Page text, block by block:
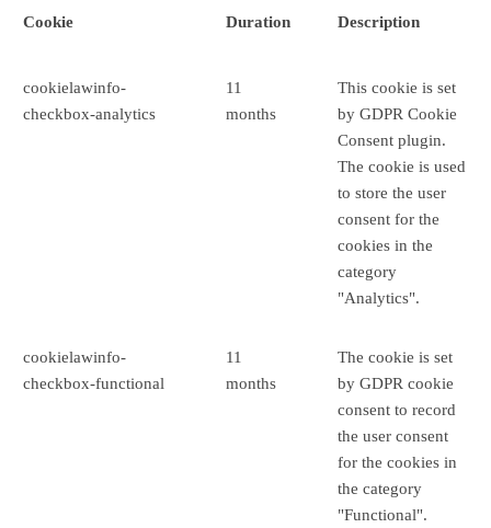
Cookie Duration Description
cookielawinfo-
checkbox-analytics
11
months
This cookie is set
by GDPR Cookie
Consent plugin.
The cookie is used
to store the user
consent for the
cookies in the
category
"Analytics".
cookielawinfo-
checkbox-functional
11
months
The cookie is set
by GDPR cookie
consent to record
the user consent
for the cookies in
the category
"Functional".